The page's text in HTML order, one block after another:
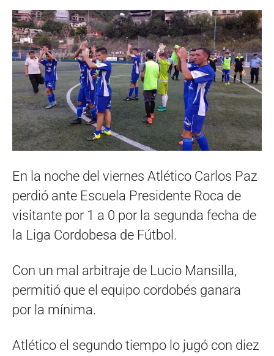
En la noche del viernes Atlético Carlos Paz
perdió ante Escuela Presidente Roca de
visitante por 1 a 0 por la segunda fecha de
la Liga Cordobesa de Fútbol.
Con un mal arbitraje de Lucio Mansilla,
permitió que el equipo cordobés ganara
por la mínima.
Atlético el segundo tiempo lo jugó con diez